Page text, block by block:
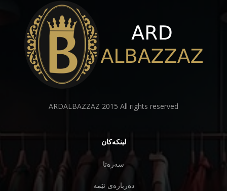
ARDALBAZZAZ 2015 All rights reserved
لینكەكان
سەرەتا
دەربارەی ئێمە